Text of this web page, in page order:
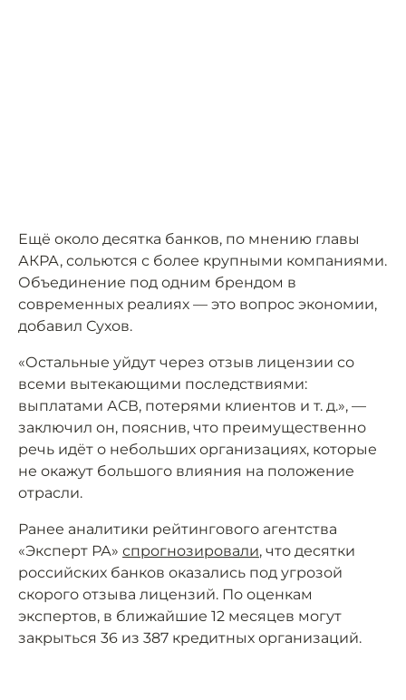
Ещё около десятка банков, по мнению главы
АКРА, сольются с более крупными компаниями.
Объединение под одним брендом в
современных реалиях — это вопрос экономии,
добавил Сухов.
«Остальные уйдут через отзыв лицензии со
всеми вытекающими последствиями:
выплатами АСВ, потерями клиентов и т. д.», —
заключил он, пояснив, что преимущественно
речь идёт о небольших организациях, которые
не окажут большого влияния на положение
отрасли.
Ранее аналитики рейтингового агентства
«Эксперт РА» спрогнозировали, что десятки
российских банков оказались под угрозой
скорого отзыва лицензий. По оценкам
экспертов, в ближайшие 12 месяцев могут
закрыться 36 из 387 кредитных организаций.